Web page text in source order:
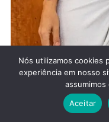
Maira Lins leva
Carnaval 2025
Nós utilizamos cookies
experiência em nosso
Aceitar